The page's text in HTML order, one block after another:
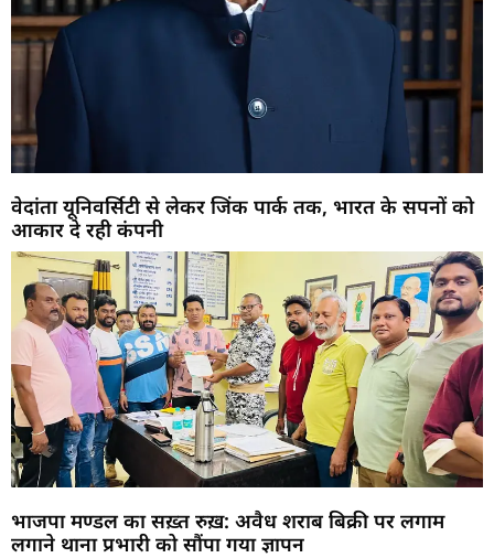
वेदांता यूनिवर्सिटी से लेकर जिंक पार्क तक, भारत के सपनों को
आकार दे रही कंपनी
भाजपा मण्डल का सख़्त रुख़: अवैध शराब बिक्री पर लगाम
लगाने थाना प्रभारी को सौंपा गया ज्ञापन